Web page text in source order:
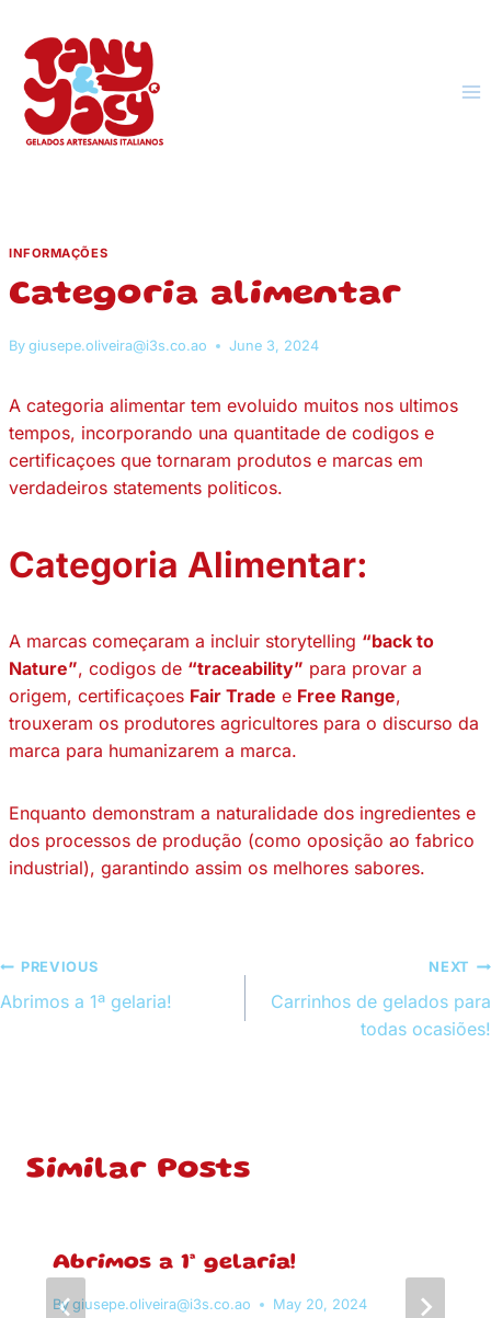
content
INFORMAÇÕES
Categoria alimentar
By giusepe.oliveira@i3s.co.ao June 3, 2024
A categoria alimentar tem evoluido muitos nos ultimos
tempos, incorporando una quantitade de codigos e
certificaçoes que tornaram produtos e marcas em
verdadeiros statements politicos.
Categoria Alimentar:
A marcas começaram a incluir storytelling “back to
Nature”, codigos de “traceability” para provar a
origem, certificaçoes Fair Trade e Free Range,
trouxeram os produtores agricultores para o discurso da
marca para humanizarem a marca.
Enquanto demonstram a naturalidade dos ingredientes e
dos processos de produção (como oposição ao fabrico
industrial), garantindo assim os melhores sabores.
Post
navigation
PREVIOUS
Abrimos a 1ª gelaria!
NEXT
Carrinhos de gelados para
todas ocasiões!
Similar Posts
Abrimos a 1ª gelaria!
By giusepe.oliveira@i3s.co.ao May 20, 2024